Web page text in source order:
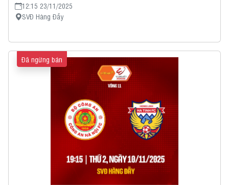
12:15 23/11/2025
SVĐ Hàng Đẫy
Đã ngừng bán